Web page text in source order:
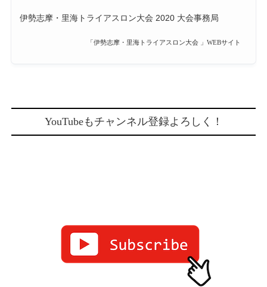
伊勢志摩・里海トライアスロン大会 2020 大会事務局
「伊勢志摩・里海トライアスロン大会 」WEBサイト
YouTubeもチャンネル登録よろしく！